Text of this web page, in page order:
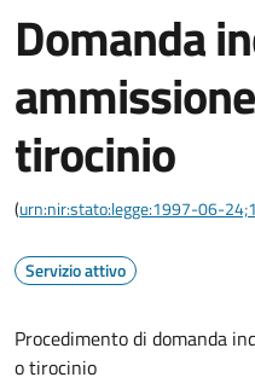
Domanda
tirocinio
(urn:nir:stato:legge:1997-06-
Servizio attivo
Procedimento di domanda
o tirocinio